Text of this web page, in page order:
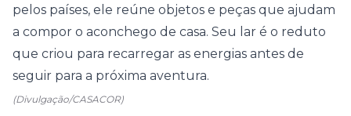
pelos países, ele reúne objetos e peças que ajudam
a compor o aconchego de casa. Seu lar é o reduto
que criou para recarregar as energias antes de
seguir para a próxima aventura.
(Divulgação/CASACOR)